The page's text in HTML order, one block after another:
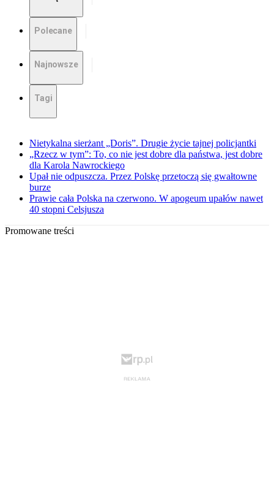
Polecane
Najnowsze
Tagi
Nietykalna sierżant „Doris”. Drugie życie tajnej policjantki
„Rzecz w tym”: To, co nie jest dobre dla państwa, jest dobre
dla Karola Nawrockiego
Upał nie odpuszcza. Przez Polskę przetoczą się gwałtowne
burze
Prawie cała Polska na czerwono. W apogeum upałów nawet
40 stopni Celsjusza
Promowane treści